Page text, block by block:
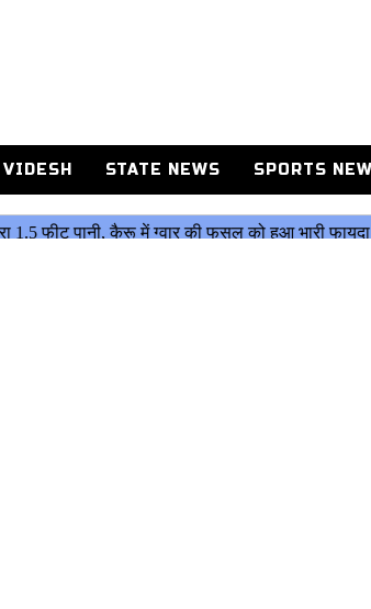
VIDESH STATE NEWS SPORTS